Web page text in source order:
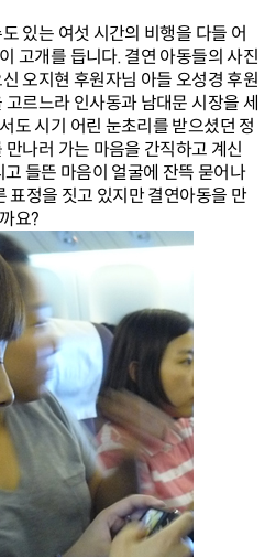
있는 여섯 시간의 비행을 다들 어
고개를 듭니다. 결연 아동들의 사진
오지현 후원자님 아들 오성경 후원
르느라 인사동과 남대문 시장을 세
도 시기 어린 눈초리를 받으셨던 정
나러 가는 마음을 간직하고 계신
들뜬 마음이 얼굴에 잔뜩 묻어나
표정을 짓고 있지만 결연아동을 만
요?